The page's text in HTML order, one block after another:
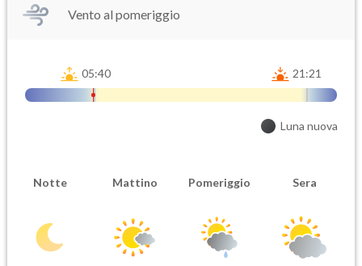
Vento al pomeriggio
05:40 21:21
Luna nuova
Notte Mattino Pomeriggio Sera